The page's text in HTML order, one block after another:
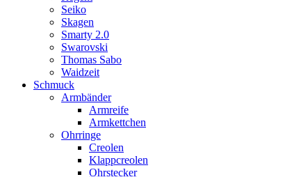
Seiko
Skagen
Smarty 2.0
Swarovski
Thomas Sabo
Waidzeit
Schmuck
Armbänder
Armreife
Armkettchen
Ohrringe
Creolen
Klappcreolen
Ohrstecker